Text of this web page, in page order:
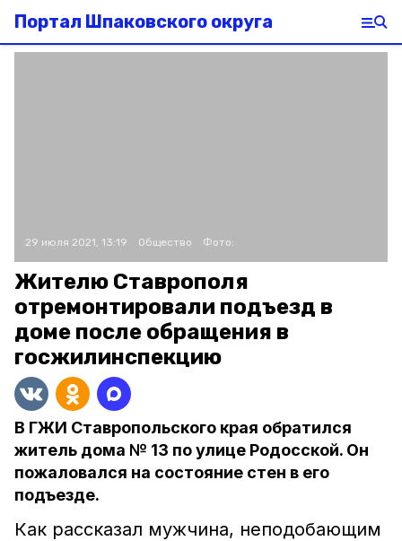
Портал Шпаковского округа
29 июля 2021, 13:19 Общество Фото:
Жителю Ставрополя
отремонтировали подъезд в
доме после обращения в
госжилинспекцию
В ГЖИ Ставропольского края обратился
житель дома № 13 по улице Родосской. Он
пожаловался на состояние стен в его
подъезде.
Как рассказал мужчина, неподобающим